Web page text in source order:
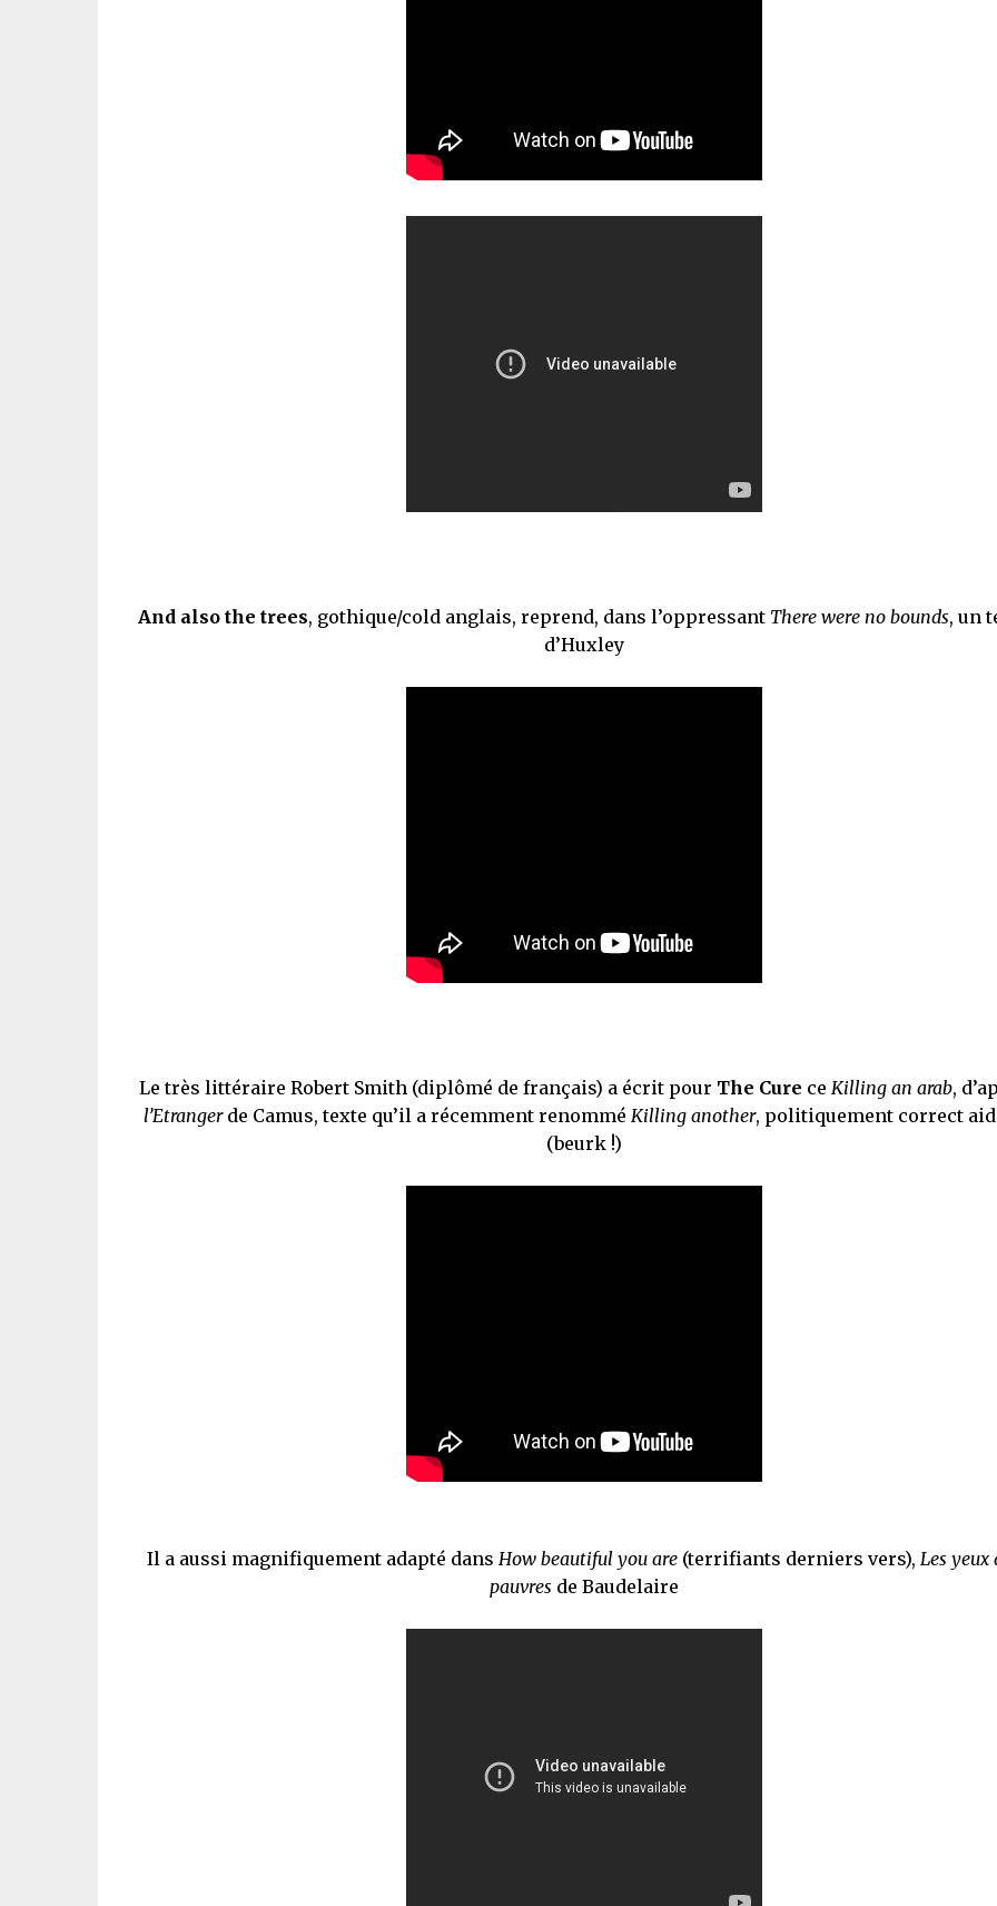
And also the trees, gothique/cold anglais, reprend, dans l’oppressant There were no bounds, un
d’Huxley
Le très littéraire Robert Smith (diplômé de français) a écrit pour The Cure ce Killing an arab,
l’Etrangerde Camus, texte qu’il a récemment renommé Killing another, politiquement correct
(beurk !)
Il a aussi magnifiquement adapté dans How beautiful you are (terrifiants derniers vers), Les yeux
pauvres de Baudelaire